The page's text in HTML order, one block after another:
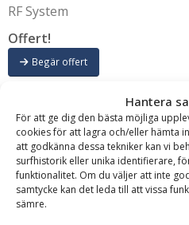
Hantera
För att ge dig den bästa möjliga
cookies för att lagra och/eller hämta
att godkänna dessa tekniker kan vi
surfhistorik eller unika identifierare,
funktionalitet. Om du väljer att inte
samtycke kan det leda till att vissa
sämre.
RF System
Offert!
Begär offert
Sopborste för gripkassett,